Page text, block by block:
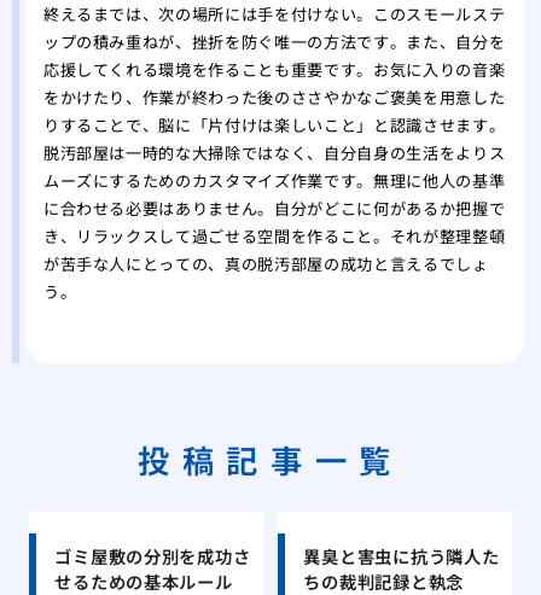
終えるまでは、次の場所には手を付けない。このスモールステ
ップの積み重ねが、挫折を防ぐ唯一の方法です。また、自分を
応援してくれる環境を作ることも重要です。お気に入りの音楽
をかけたり、作業が終わった後のささやかなご褒美を用意した
りすることで、脳に「片付けは楽しいこと」と認識させます。
脱汚部屋は一時的な大掃除ではなく、自分自身の生活をよりス
ムーズにするためのカスタマイズ作業です。無理に他人の基準
に合わせる必要はありません。自分がどこに何があるか把握で
き、リラックスして過ごせる空間を作ること。それが整理整頓
が苦手な人にとっての、真の脱汚部屋の成功と言えるでしょ
う。
投稿記事一覧
ゴミ屋敷の分別を成功さ
せるための基本ルール
異臭と害虫に抗う隣人た
ちの裁判記録と執念